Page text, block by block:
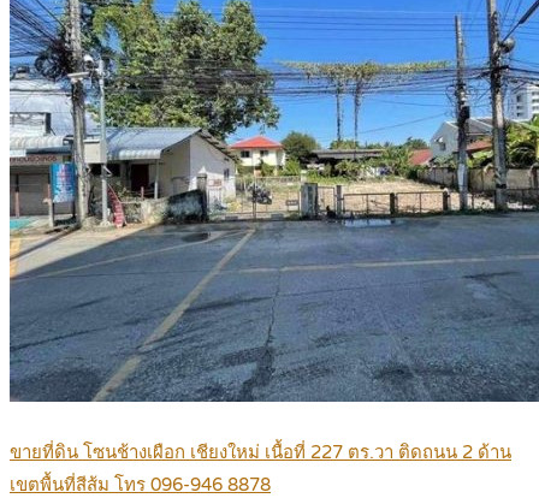
ขายที่ดิน โซนช้างเผือก เชียงใหม่ เนื้อที่ 227 ตร.วา ติดถนน 2 ด้าน
เขตพื้นที่สีส้ม โทร 096-946 8878